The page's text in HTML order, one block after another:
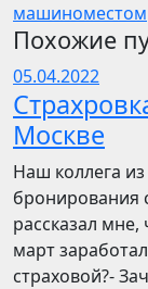
машиноместом
Похожие
05.04.2022
Москве
Наш коллега
бронирования
рассказал мне,
март
страховой?-